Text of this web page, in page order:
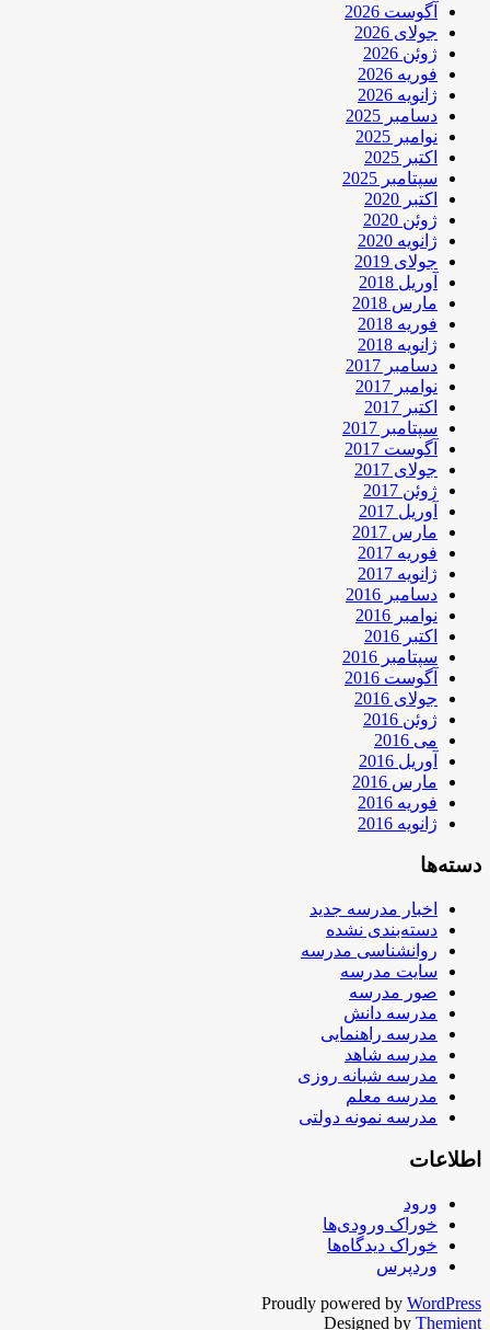
آگوست 2026
جولای 2026
ژوئن 2026
فوریه 2026
ژانویه 2026
دسامبر 2025
نوامبر 2025
اکتبر 2025
سپتامبر 2025
اکتبر 2020
ژوئن 2020
ژانویه 2020
جولای 2019
آوریل 2018
مارس 2018
فوریه 2018
ژانویه 2018
دسامبر 2017
نوامبر 2017
اکتبر 2017
سپتامبر 2017
آگوست 2017
جولای 2017
ژوئن 2017
آوریل 2017
مارس 2017
فوریه 2017
ژانویه 2017
دسامبر 2016
نوامبر 2016
اکتبر 2016
سپتامبر 2016
آگوست 2016
جولای 2016
ژوئن 2016
می 2016
آوریل 2016
مارس 2016
فوریه 2016
ژانویه 2016
دسته‌ها
اخبار مدرسه جدید
دسته‌بندی نشده
روانشناسی مدرسه
سایت مدرسه
صور مدرسه
مدرسه دانش
مدرسه راهنمایی
مدرسه شاهد
مدرسه شبانه روزی
مدرسه معلم
مدرسه نمونه دولتی
اطلاعات
ورود
خوراک ورودی‌ها
خوراک دیدگاه‌ها
وردپرس
Proudly powered by WordPress
Designed by Themient